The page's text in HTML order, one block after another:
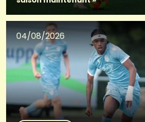
04/08/2026